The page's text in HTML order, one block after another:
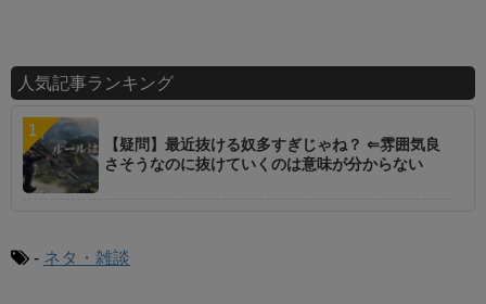
人気記事ランキング
【疑問】最近抜ける奴多すぎじゃね？ ⇐雰囲気良
さそうなのに抜けていくのは意味が分からない
- ネタ・雑談